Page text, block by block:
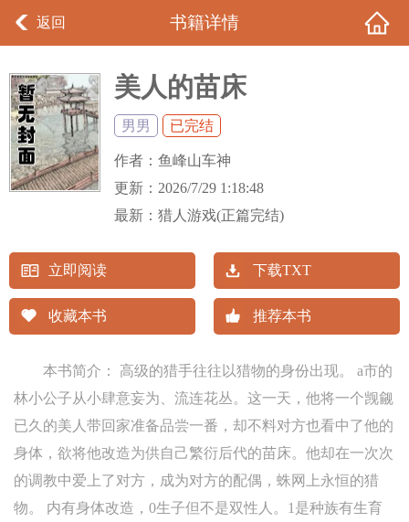
返回 书籍详情
美人的苗床
男男 已完结
作者： 鱼峰山车神
更新： 2026/7/29 1:18:48
最新： 猎人游戏(正篇完结)
立即阅读 下载TXT
收藏本书 推荐本书
本书简介： 高级的猎手往往以猎物的身份出现。 a市的
林小公子从小肆意妄为、流连花丛。这一天，他将一个觊觎
已久的美人带回家准备品尝一番，却不料对方也看中了他的
身体，欲将他改造为供自己繁衍后代的苗床。他却在一次次
的调教中爱上了对方，成为对方的配偶，蛛网上永恒的猎
物。 内有身体改造，0生子但不是双性人。1是种族有生育